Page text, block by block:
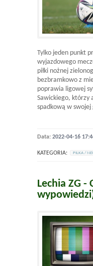
Tylko jeden punkt
wyjazdowego
piłki nożnej
bezbramkowo z
poprawia ligowej
Sawickiego, którzy
spadkową w
Data: 2022-04-16
KATEGORIA: PILKA /
Lechia ZG -